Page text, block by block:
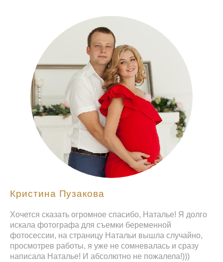
Кристина Пузакова
Хочется сказать огромное спасибо, Наталье! Я долго
искала фотографа для съемки беременной
фотосессии, на страницу Натальи вышла случайно,
просмотрев работы, я уже не сомневалась и сразу
написала Наталье! И абсолютно не пожалела!)))